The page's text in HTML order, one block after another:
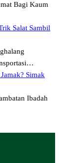
Bagi Kaum
Salat Sambil
Simak
Ibadah